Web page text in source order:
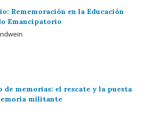
Rememoración en la Educación
Emancipatorio
de memorias: el rescate y la puesta
militante